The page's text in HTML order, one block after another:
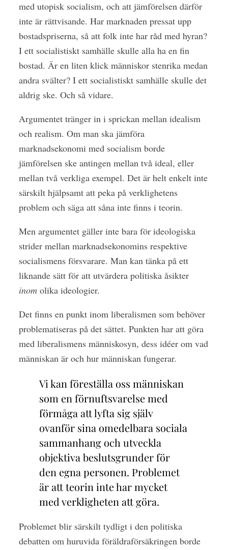
med utopisk socialism, och att jämförelsen därför
inte är rättvisande. Har marknaden pressat upp
bostadspriserna, så att folk inte har råd med hyran?
I ett socialistiskt samhälle skulle alla ha en fin
bostad. Är en liten klick människor stenrika medan
andra svälter? I ett socialistiskt samhälle skulle det
aldrig ske. Och så vidare.
Argumentet tränger in i sprickan mellan idealism
och realism. Om man ska jämföra
marknadsekonomi med socialism borde
jämförelsen ske antingen mellan två ideal, eller
mellan två verkliga exempel. Det är helt enkelt inte
särskilt hjälpsamt att peka på verklighetens
problem och säga att såna inte finns i teorin.
Men argumentet gäller inte bara för ideologiska
strider mellan marknadsekonomins respektive
socialismens försvarare. Man kan tänka på ett
liknande sätt för att utvärdera politiska åsikter
inomolika ideologier.
Det finns en punkt inom liberalismen som behöver
problematiseras på det sättet. Punkten har att göra
med liberalismens människosyn, dess idéer om vad
människan är och hur människan fungerar.
Vi kan föreställa oss människan
som en förnuftsvarelse med
förmåga att lyfta sig själv
ovanför sina omedelbara sociala
sammanhang och utveckla
objektiva beslutsgrunder för
den egna personen. Problemet
är att teorin inte har mycket
med verkligheten att göra.
Problemet blir särskilt tydligt i den politiska
debatten om huruvida föräldraförsäkringen borde